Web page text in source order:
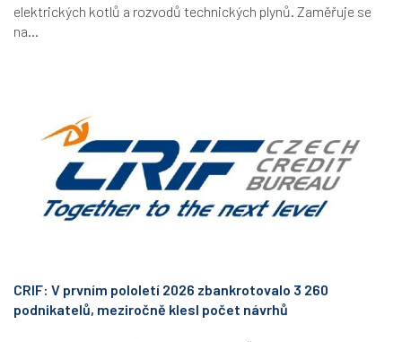
elektrických kotlů a rozvodů technických plynů. Zaměřuje se
na...
CRIF: V prvním pololetí 2026 zbankrotovalo 3 260
podnikatelů, meziročně klesl počet návrhů